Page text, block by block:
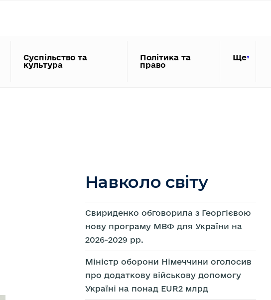
Суспільство та
культура
Політика та
право
Ще
Навколо світу
Свириденко обговорила з Георгієвою
нову програму МВФ для України на
2026-2029 рр.
Міністр оборони Німеччини оголосив
про додаткову військову допомогу
Україні на понад EUR2 млрд